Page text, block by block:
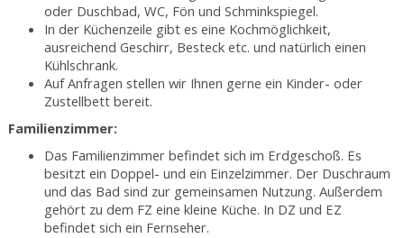
oder Duschbad, WC, Fön und Schminkspiegel.
In der Küchenzeile gibt es eine Kochmöglichkeit,
ausreichend Geschirr, Besteck etc. und natürlich einen
Kühlschrank.
Auf Anfragen stellen wir Ihnen gerne ein Kinder- oder
Zustellbett bereit.
Familienzimmer:
Das Familienzimmer befindet sich im Erdgeschoß. Es
besitzt ein Doppel- und ein Einzelzimmer. Der Duschraum
und das Bad sind zur gemeinsamen Nutzung. Außerdem
gehört zu dem FZ eine kleine Küche. In DZ und EZ
befindet sich ein Fernseher.